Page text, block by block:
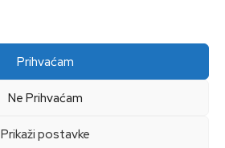
Prihvaćam
Ne Prihvaćam
Prikaži postavke